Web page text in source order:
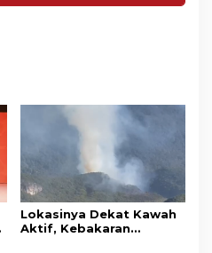
Lokasinya Dekat Kawah
Aktif, Kebakaran